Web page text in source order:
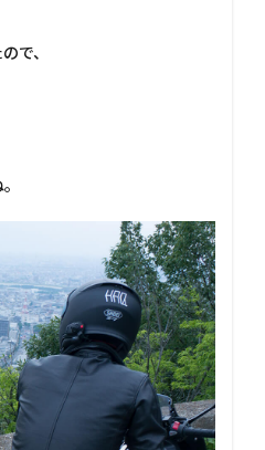
で、